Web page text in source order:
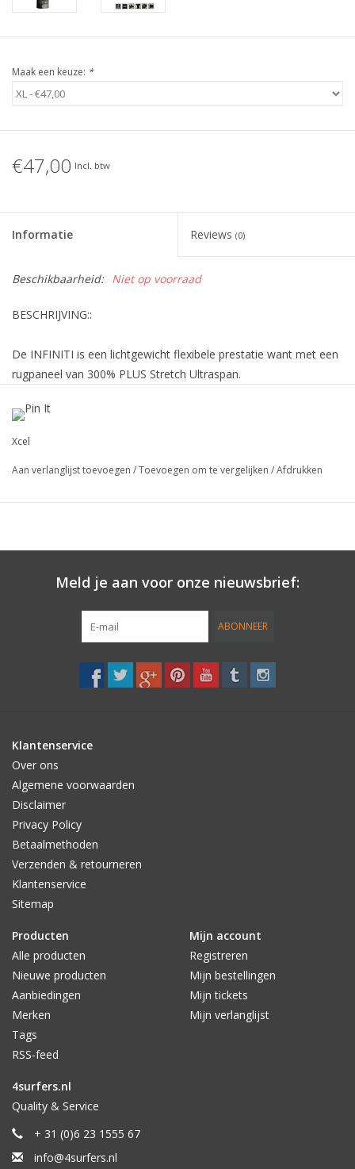
Maak een keuze: *
€47,00 Incl. btw
Informatie Reviews (0)
Beschikbaarheid: Niet op voorraad
BESCHRIJVING::
De INFINITI is een lichtgewicht flexibele prestatie want met een
rugpaneel van 300% PLUS Stretch Ultraspan.
Superlight neopreen maat gevormd voor maximale pasvorm.
• Super Stretch hand rug.
Xcel
Aan verlanglijst toevoegen /Toevoegen om te vergelijken /Afdrukken
Meld je aan voor onze nieuwsbrief:
ABONNEER
Klantenservice
Over ons
Algemene voorwaarden
Disclaimer
Privacy Policy
Betaalmethoden
Verzenden & retourneren
Klantenservice
Sitemap
Producten
Alle producten
Nieuwe producten
Aanbiedingen
Merken
Tags
RSS-feed
Mijn account
Registreren
Mijn bestellingen
Mijn tickets
Mijn verlanglijst
4surfers.nl
Quality & Service
+ 31 (0)6 23 1555 67
info@4surfers.nl